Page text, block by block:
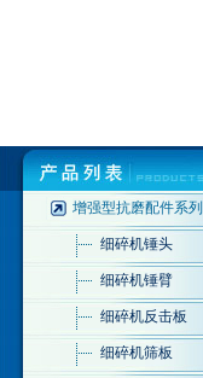
增强型抗磨配件系列
细碎机锤头
细碎机锤臂
细碎机反击板
细碎机筛板